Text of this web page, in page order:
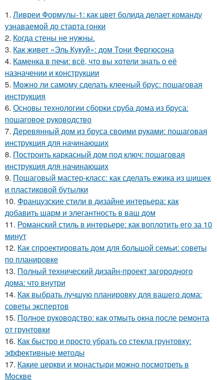
1. Ливреи Формулы-1: как цвет болида делает команду
узнаваемой до старта гонки
2. Когда стены не нужны.
3. Как живет «Эль Кукуй»: дом Тони Фергюсона
4. Каменка в печи: всё, что вы хотели знать о её
назначении и конструкции
5. Можно ли самому сделать клееный брус: пошаговая
инструкция
6. Основы технологии сборки сруба дома из бруса:
пошаговое руководство
7. Деревянный дом из бруса своими руками: пошаговая
инструкция для начинающих
8. Построить каркасный дом под ключ: пошаговая
инструкция для начинающих
9. Пошаговый мастер-класс: как сделать ежика из шишек
и пластиковой бутылки
10. Французские стили в дизайне интерьера: как
добавить шарм и элегантность в ваш дом
11. Романский стиль в интерьере: как воплотить его за 10
минут
12. Как спроектировать дом для большой семьи: советы
по планировке
13. Полный технический дизайн-проект загородного
дома: что внутри
14. Как выбрать лучшую планировку для вашего дома:
советы экспертов
15. Полное руководство: как отмыть окна после ремонта
от грунтовки
16. Как быстро и просто убрать со стекла грунтовку:
эффективные методы
17. Какие церкви и монастыри можно посмотреть в
Москве